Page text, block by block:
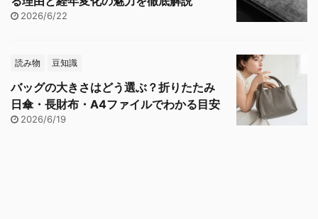
2026/6/22
読み物 豆知識
バッグの大きさはどう選ぶ？折りたたみ
日傘・長財布・A4ファイルでわかる目安
2026/6/19